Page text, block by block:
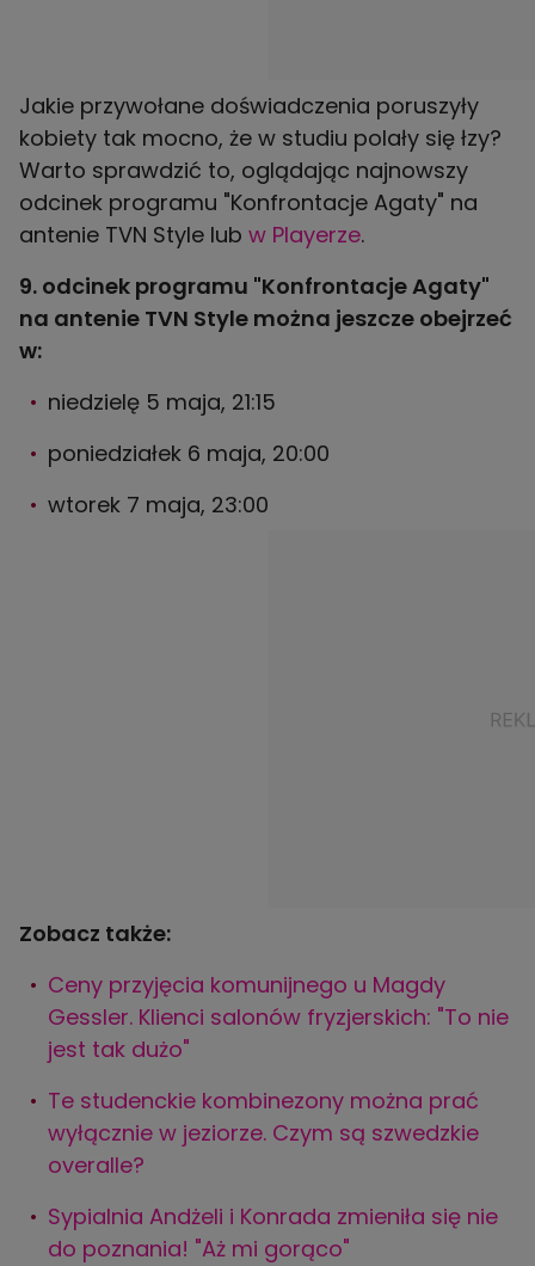
Jakie przywołane doświadczenia poruszyły
kobiety tak mocno, że w studiu polały się łzy?
Warto sprawdzić to, oglądając najnowszy
odcinek programu "Konfrontacje Agaty" na
antenie TVN Style lub w Playerze.
9. odcinek programu "Konfrontacje Agaty"
na antenie TVN Style można jeszcze obejrzeć
w:
niedzielę 5 maja, 21:15
poniedziałek 6 maja, 20:00
wtorek 7 maja, 23:00
Zobacz także:
Ceny przyjęcia komunijnego u Magdy
Gessler. Klienci salonów fryzjerskich: "To nie
jest tak dużo"
Te studenckie kombinezony można prać
wyłącznie w jeziorze. Czym są szwedzkie
overalle?
Sypialnia Andżeli i Konrada zmieniła się nie
do poznania! "Aż mi gorąco"